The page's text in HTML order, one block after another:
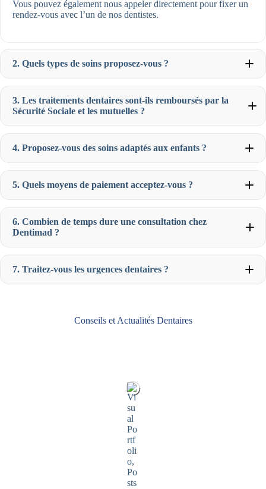
Vous pouvez également nous appeler directement pour fixer un
rendez-vous avec l’un de nos dentistes.
2. Quels types de soins proposez-vous ?
Chirurgie buccale(extraction de dents de sagesse,
garantir des résultats durables et adaptés à votre situation.
Soins préventifs(détartrage, contrôle régulier)
Implants dentairespour remplacer les dents manquantes
Orthodontiepour enfants et adultes, avec des options
discrètes comme Invisalign
3. Les traitements dentaires sont-ils remboursés par la
Sécurité Sociale et les mutuelles ?
4. Proposez-vous des soins adaptés aux enfants ?
5. Quels moyens de paiement acceptez-vous ?
Virement bancaire Pour les traitements plus coûteux
proposons également des solutions de financement
personnalisées pour échelonner les paiements sur
Carte bancaire (Visa, Mastercard)
6. Combien de temps dure une consultation chez
Dentimad ?
temps de bien vous expliquer chaque étape du soin et de
7. Traitez-vous les urgences dentaires ?
Conseils et Actualités Dentaires